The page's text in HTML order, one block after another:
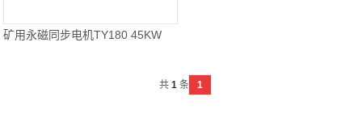
矿用永磁同步电机TY180 45KW
显示器,控制器,传感器,电控系统,电机控
共 1 条 1